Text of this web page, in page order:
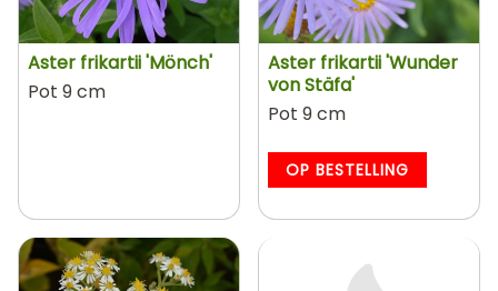
Aster frikartii 'Mönch'
Pot 9 cm
Aster frikartii 'Wunder
von Stäfa'
Pot 9 cm
OP BESTELLING